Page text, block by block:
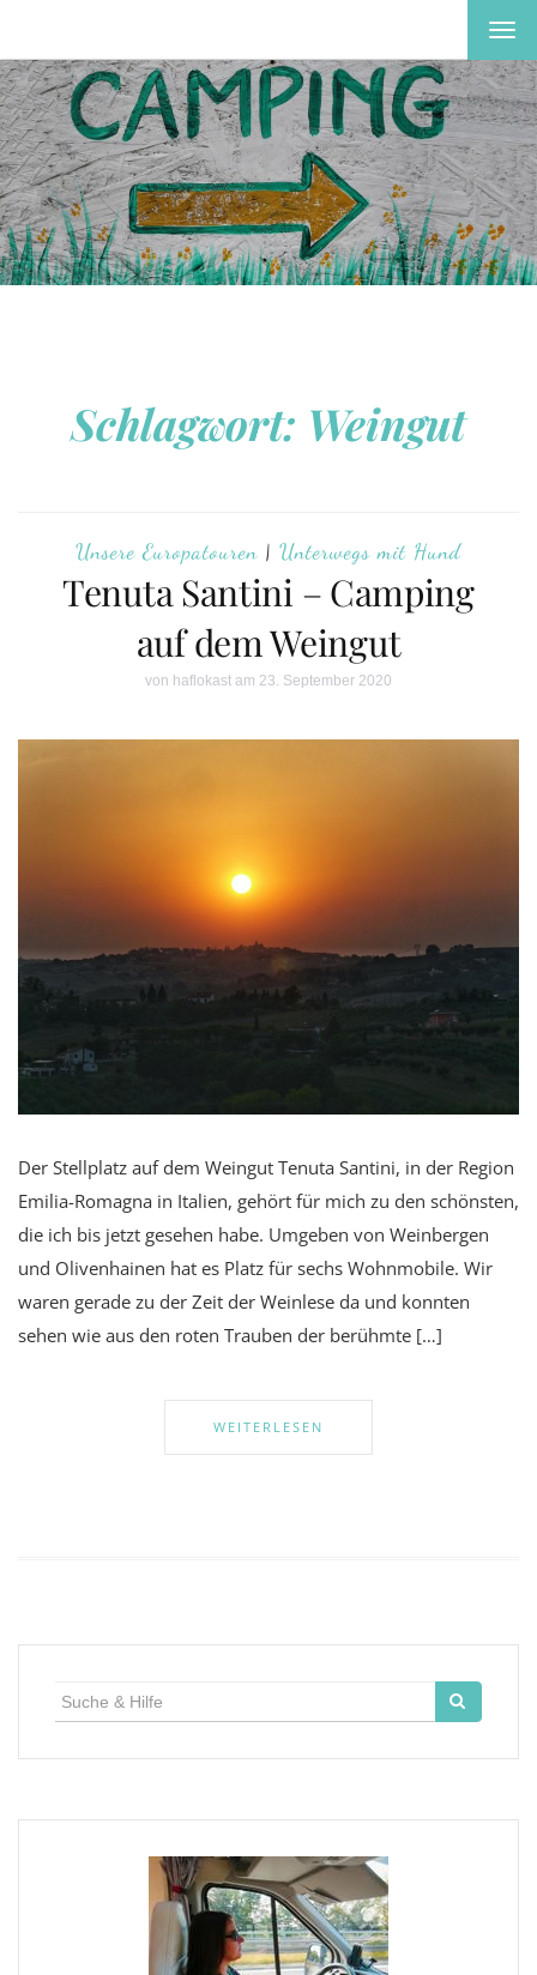
Schlagwort: Weingut
Unsere Europatouren | Unterwegs mit Hund
Tenuta Santini – Camping
auf dem Weingut
von haflokast am 23. September 2020
Der Stellplatz auf dem Weingut Tenuta Santini, in der Region
Emilia-Romagna in Italien, gehört für mich zu den schönsten,
die ich bis jetzt gesehen habe. Umgeben von Weinbergen
und Olivenhainen hat es Platz für sechs Wohnmobile. Wir
waren gerade zu der Zeit der Weinlese da und konnten
sehen wie aus den roten Trauben der berühmte […]
WEITERLESEN
für: